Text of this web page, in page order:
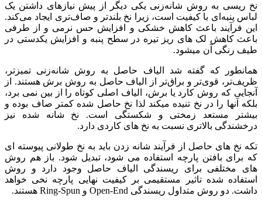
نخ ریسی به روش شانه‌زنی یکی دیگر از پیش نیازهای داشتن یک
لباس پنبه‌ای با کیفیت است، زیرا نخ بلندتر و صاف‌تری ایجاد می‌کند.
این فرآیند باعث کاهش خشکی و افزایش حس نرمی و از طرفی
باعث کاهش لک های ریز تیره در سطح پنبه و افزایش یکدستی در
طیف رنگی آن میشود.
همانطور که گفته شد الیاف حاصل به روش شانه‌زنی تمیزتر،
ظریف‌تر، قوی‌تر و براق‌تر از الیاف حاصل به روش برش هستند. از
آنجایی که روش کارد یا برش، الیاف اصلی کوتاه را از بین نمی برد،
بلکه آنها را در نخ تنیده میکند لذا نخ حاصل شده کمتر صاف بوده و
بیشتر مستعد زمختی و شکستگی است. نخ شانه شده نیز
درخشندگی بالاتری نسبت به نخ های کاردی دارد.
تکه نخ های حاصل از فرآیند شانه زدن باید به نخ طولانی پیوسته ای
که برای بافتن پارچه استفاده می شود، تبدیل شود. باز هم روش
های مختلفی برای ریسندگی الیاف حاصل وجود دارد و روش
استفاده شده تاثیر مستقیمی بر کیفیت نهایی پارچه نخی خواهد
داشت. دو روش متداول ریسندگی Open-End و Ring-Spun هستند.